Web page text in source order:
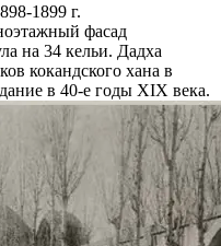
1899 г.
фасад
на 34 кельи. Дадха
кокандского хана в
в 40-е годы ХIХ века.